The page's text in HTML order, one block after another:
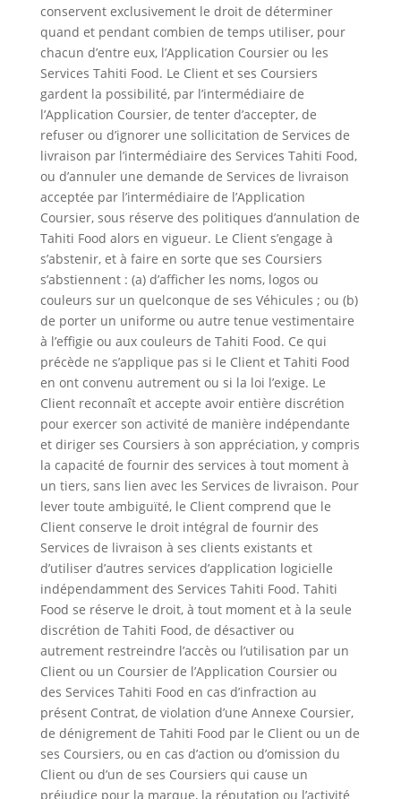
conservent exclusivement le droit de déterminer
quand et pendant combien de temps utiliser, pour
chacun d’entre eux, l’Application Coursier ou les
Services Tahiti Food. Le Client et ses Coursiers
gardent la possibilité, par l’intermédiaire de
l’Application Coursier, de tenter d’accepter, de
refuser ou d’ignorer une sollicitation de Services de
livraison par l’intermédiaire des Services Tahiti Food,
ou d’annuler une demande de Services de livraison
acceptée par l’intermédiaire de l’Application
Coursier, sous réserve des politiques d’annulation de
Tahiti Food alors en vigueur. Le Client s’engage à
s’abstenir, et à faire en sorte que ses Coursiers
s’abstiennent : (a) d’afficher les noms, logos ou
couleurs sur un quelconque de ses Véhicules ; ou (b)
de porter un uniforme ou autre tenue vestimentaire
à l’effigie ou aux couleurs de Tahiti Food. Ce qui
précède ne s’applique pas si le Client et Tahiti Food
en ont convenu autrement ou si la loi l’exige. Le
Client reconnaît et accepte avoir entière discrétion
pour exercer son activité de manière indépendante
et diriger ses Coursiers à son appréciation, y compris
la capacité de fournir des services à tout moment à
un tiers, sans lien avec les Services de livraison. Pour
lever toute ambiguïté, le Client comprend que le
Client conserve le droit intégral de fournir des
Services de livraison à ses clients existants et
d’utiliser d’autres services d’application logicielle
indépendamment des Services Tahiti Food. Tahiti
Food se réserve le droit, à tout moment et à la seule
discrétion de Tahiti Food, de désactiver ou
autrement restreindre l’accès ou l’utilisation par un
Client ou un Coursier de l’Application Coursier ou
des Services Tahiti Food en cas d’infraction au
présent Contrat, de violation d’une Annexe Coursier,
de dénigrement de Tahiti Food par le Client ou un de
ses Coursiers, ou en cas d’action ou d’omission du
Client ou d’un de ses Coursiers qui cause un
préjudice pour la marque, la réputation ou l’activité